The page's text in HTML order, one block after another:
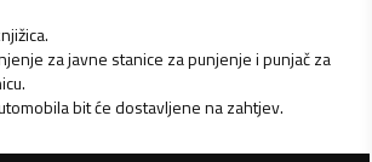
za javne stanice za punjenje i punjač za
bit će dostavljene na zahtjev.